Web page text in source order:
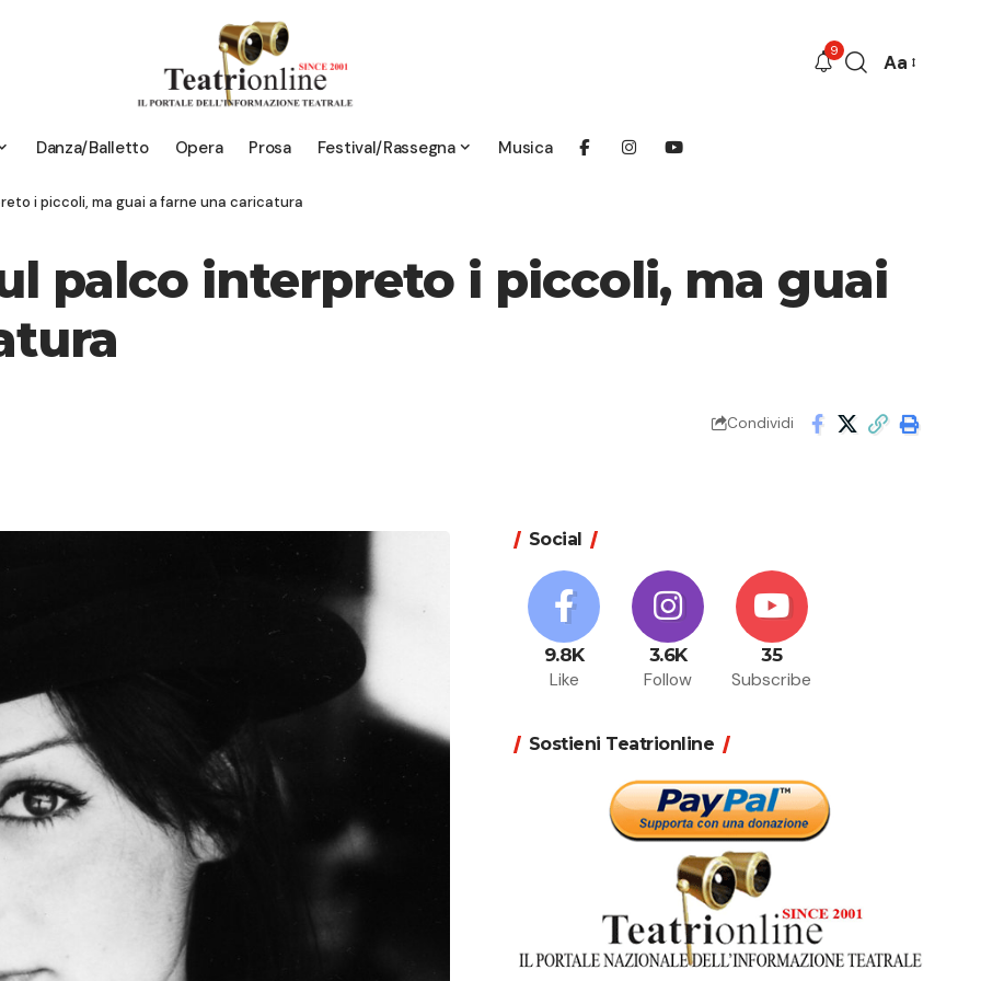
9
Font
Aa
Danza/Balletto Opera Prosa Festival/Rassegna Musica
i piccoli, ma guai a farne una caricatura
palco interpreto i piccoli, ma guai
Condividi
Social
9.8K
Like
3.6K
Follow
35
Subscribe
Sostieni Teatrionline